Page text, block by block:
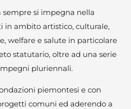
sempre si impegna nella
in ambito artistico, culturale,
welfare e salute in particolare
statutario, oltre ad una serie
pluriennali.
piemontesi e con
comuni ed aderendo a